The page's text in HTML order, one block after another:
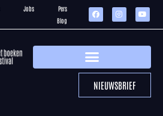
Jobs
Pers
Blog
NIEUWSBRIEF